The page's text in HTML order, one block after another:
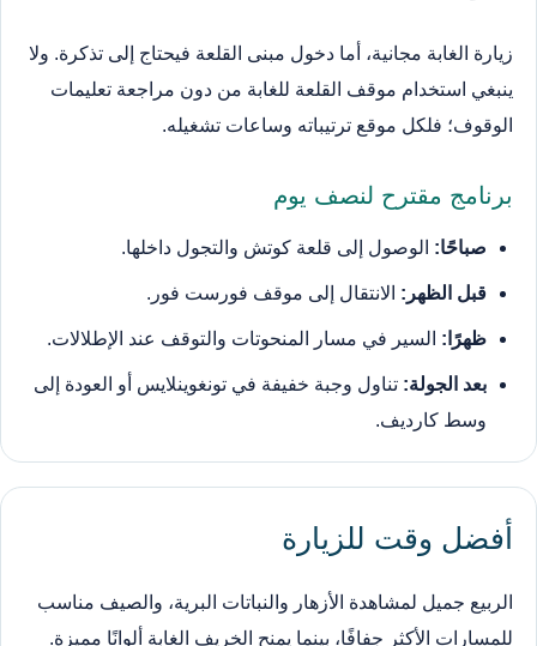
زيارة الغابة مجانية، أما دخول مبنى القلعة فيحتاج إلى تذكرة. ولا
ينبغي استخدام موقف القلعة للغابة من دون مراجعة تعليمات
الوقوف؛ فلكل موقع ترتيباته وساعات تشغيله.
برنامج مقترح لنصف يوم
صباحًا: الوصول إلى قلعة كوتش والتجول داخلها.
قبل الظهر: الانتقال إلى موقف فورست فور.
ظهرًا: السير في مسار المنحوتات والتوقف عند الإطلالات.
بعد الجولة: تناول وجبة خفيفة في تونغوينلايس أو العودة إلى
وسط كارديف.
أفضل وقت للزيارة
الربيع جميل لمشاهدة الأزهار والنباتات البرية، والصيف مناسب
للمسارات الأكثر جفافًا، بينما يمنح الخريف الغابة ألوانًا مميزة.